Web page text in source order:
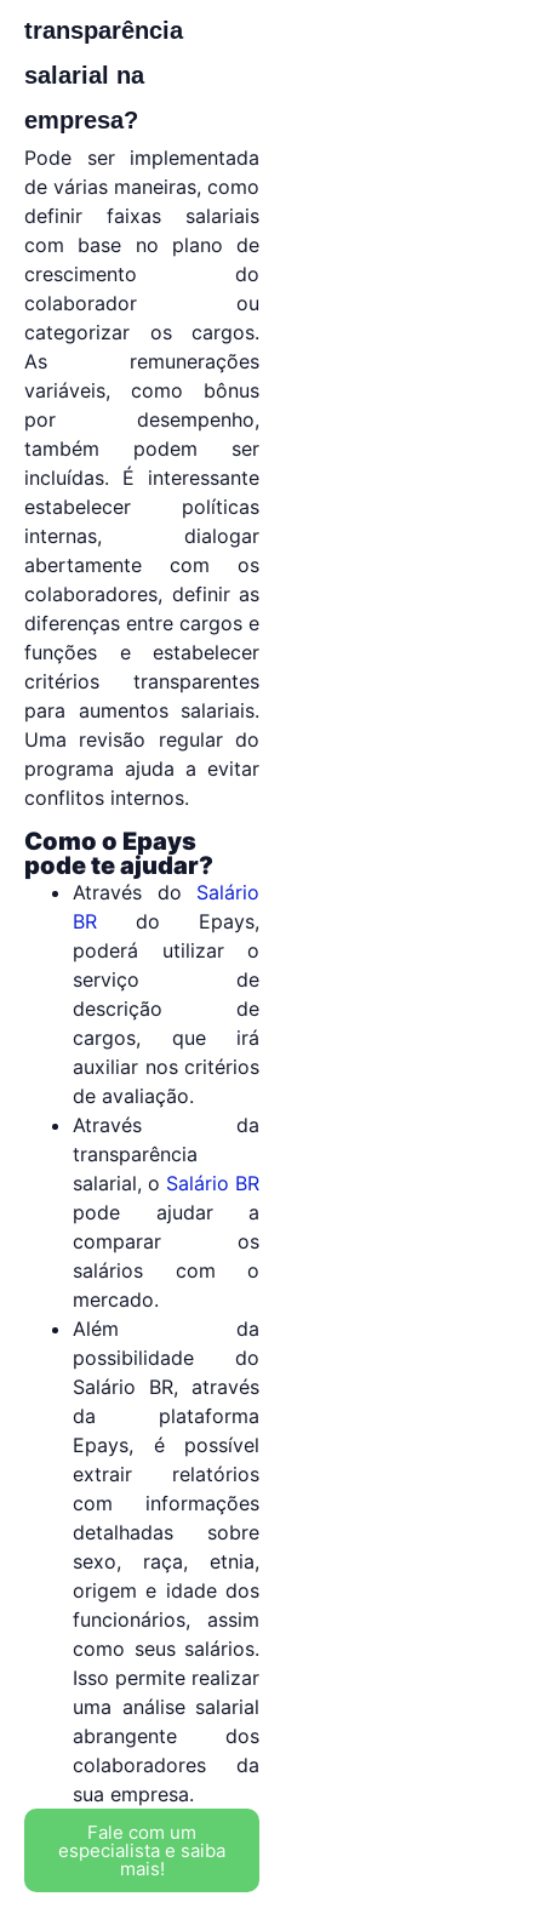
transparência
salarial na
empresa?
Pode ser implementada
de várias maneiras, como
definir faixas salariais
com base no plano de
crescimento do
colaborador ou
categorizar os cargos.
As remunerações
variáveis, como bônus
por desempenho,
também podem ser
incluídas. É interessante
estabelecer políticas
internas, dialogar
abertamente com os
colaboradores, definir as
diferenças entre cargos e
funções e estabelecer
critérios transparentes
para aumentos salariais.
Uma revisão regular do
programa ajuda a evitar
conflitos internos.
Como o Epays
pode te ajudar?
Através do Salário
BR do Epays,
poderá utilizar o
serviço de
descrição de
cargos, que irá
auxiliar nos critérios
de avaliação.
Através da
transparência
salarial, o Salário BR
pode ajudar a
comparar os
salários com o
mercado.
Além da
possibilidade do
Salário BR, através
da plataforma
Epays, é possível
extrair relatórios
com informações
detalhadas sobre
sexo, raça, etnia,
origem e idade dos
funcionários, assim
como seus salários.
Isso permite realizar
uma análise salarial
abrangente dos
colaboradores da
sua empresa.
Fale com um
especialista e saiba
mais!